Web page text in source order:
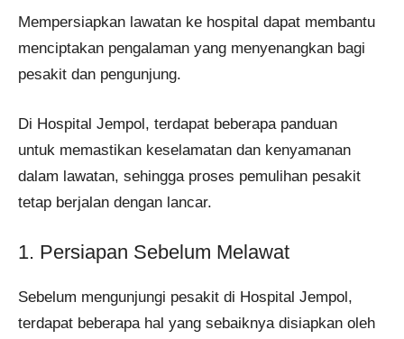
Mempersiapkan lawatan ke hospital dapat membantu
menciptakan pengalaman yang menyenangkan bagi
pesakit dan pengunjung.
Di Hospital Jempol, terdapat beberapa panduan
untuk memastikan keselamatan dan kenyamanan
dalam lawatan, sehingga proses pemulihan pesakit
tetap berjalan dengan lancar.
1. Persiapan Sebelum Melawat
Sebelum mengunjungi pesakit di Hospital Jempol,
terdapat beberapa hal yang sebaiknya disiapkan oleh